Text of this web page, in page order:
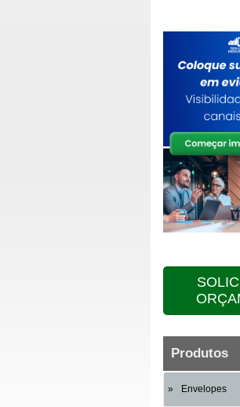
Produtos
Envelopes